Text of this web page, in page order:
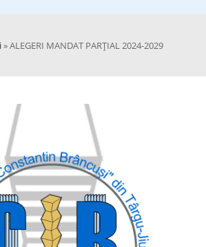
»ALEGERI MANDAT PARȚIAL 2024-2029